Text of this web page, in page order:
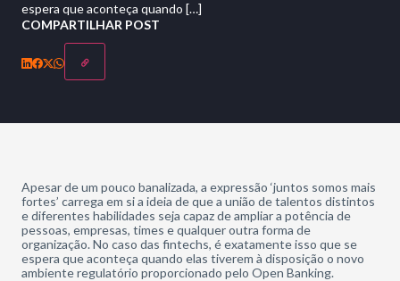
espera que aconteça quando […]
COMPARTILHAR POST
Apesar de um pouco banalizada, a expressão ‘juntos somos mais
fortes’ carrega em si a ideia de que a união de talentos distintos
e diferentes habilidades seja capaz de ampliar a potência de
pessoas, empresas, times e qualquer outra forma de
organização. No caso das fintechs, é exatamente isso que se
espera que aconteça quando elas tiverem à disposição o novo
ambiente regulatório proporcionado pelo Open Banking.